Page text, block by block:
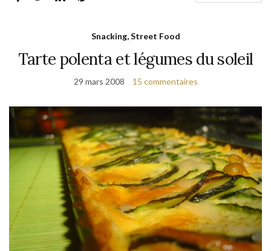
Snacking, Street Food
Tarte polenta et légumes du soleil
29 mars 2008 15 commentaires